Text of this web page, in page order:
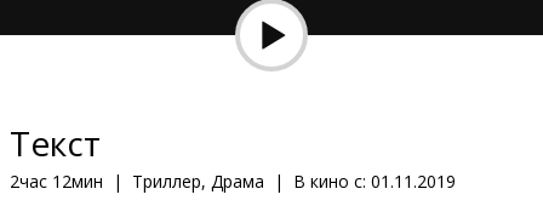
Клуб
Текст
2час 12мин | Триллер, Драма | В кино с: 01.11.2019